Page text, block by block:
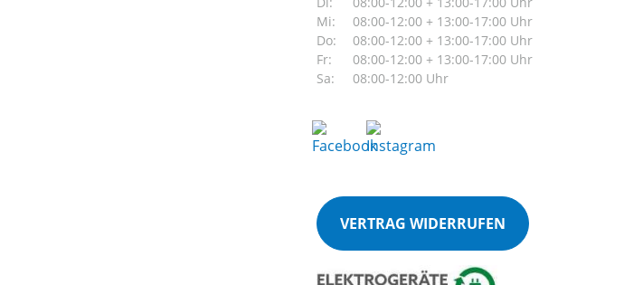
Mi:
08:00-12:00 + 13:00-17:00 Uhr
Do:
08:00-12:00 + 13:00-17:00 Uhr
Fr:
08:00-12:00 + 13:00-17:00 Uhr
Sa:
08:00-12:00 Uhr
VERTRAG WIDERRUFEN